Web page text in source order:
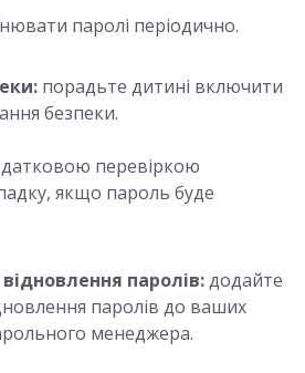
паролі періодично.
порадьте дитині включити
безпеки.
перевіркою
якщо пароль буде
паролів:додайте
паролів до ваших
менеджера.